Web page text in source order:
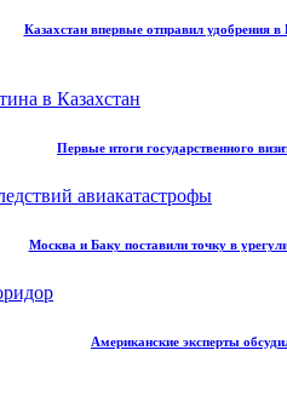
Казахстан впервые отправил удобрения
Первые итоги государственного
Москва и Баку поставили точку в
Американские эксперты